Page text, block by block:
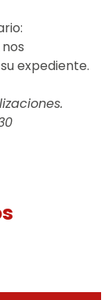
nos
expediente.